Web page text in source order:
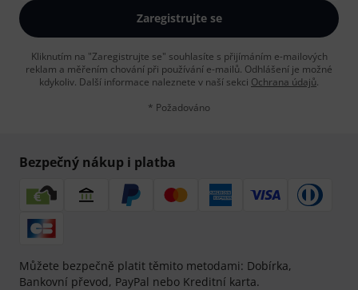
Zaregistrujte se
Kliknutím na "Zaregistrujte se" souhlasíte s přijímáním e-mailových
reklam a měřením chování při používání e-mailů. Odhlášení je možné
kdykoliv. Další informace naleznete v naší sekci Ochrana údajů.
* Požadováno
Bezpečný nákup i platba
Můžete bezpečně platit těmito metodami: Dobírka,
Bankovní převod, PayPal nebo Kreditní karta.